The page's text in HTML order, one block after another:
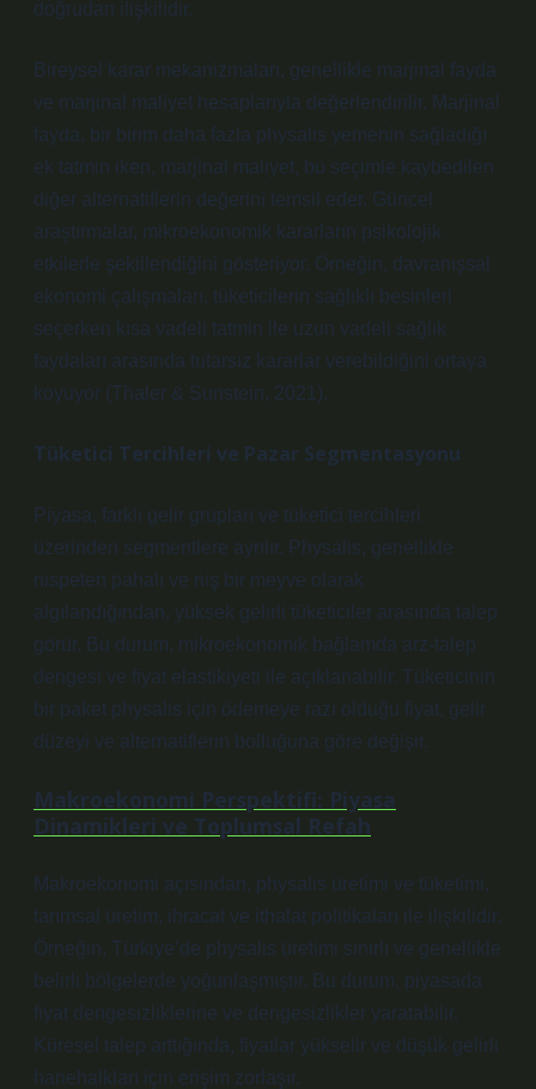
doğrudan ilişkilidir.
Bireysel karar mekanizmaları, genellikle marjinal fayda
ve marjinal maliyet hesaplarıyla değerlendirilir. Marjinal
fayda, bir birim daha fazla physalis yemenin sağladığı
ek tatmin iken, marjinal maliyet, bu seçimle kaybedilen
diğer alternatiflerin değerini temsil eder. Güncel
araştırmalar, mikroekonomik kararların psikolojik
etkilerle şekillendiğini gösteriyor. Örneğin, davranışsal
ekonomi çalışmaları, tüketicilerin sağlıklı besinleri
seçerken kısa vadeli tatmin ile uzun vadeli sağlık
faydaları arasında tutarsız kararlar verebildiğini ortaya
koyuyor (Thaler & Sunstein, 2021).
Tüketici Tercihleri ve Pazar Segmentasyonu
Piyasa, farklı gelir grupları ve tüketici tercihleri
üzerinden segmentlere ayrılır. Physalis, genellikle
nispeten pahalı ve niş bir meyve olarak
algılandığından, yüksek gelirli tüketiciler arasında talep
görür. Bu durum, mikroekonomik bağlamda arz-talep
dengesi ve fiyat elastikiyeti ile açıklanabilir. Tüketicinin
bir paket physalis için ödemeye razı olduğu fiyat, gelir
düzeyi ve alternatiflerin bolluğuna göre değişir.
Makroekonomi Perspektifi: Piyasa
Dinamikleri ve Toplumsal Refah
Makroekonomi açısından, physalis üretimi ve tüketimi,
tarımsal üretim, ihracat ve ithalat politikaları ile ilişkilidir.
Örneğin, Türkiye’de physalis üretimi sınırlı ve genellikle
belirli bölgelerde yoğunlaşmıştır. Bu durum, piyasada
fiyat dengesizliklerine ve dengesizlikler yaratabilir.
Küresel talep arttığında, fiyatlar yükselir ve düşük gelirli
hanehalkları için erişim zorlaşır.